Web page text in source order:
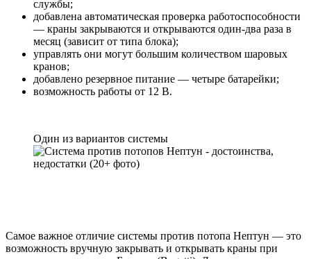
службы;
добавлена автоматическая проверка работоспособности
— краны закрываются и открываются один-два раза в
месяц (зависит от типа блока);
управлять они могут большим количеством шаровых
кранов;
добавлено резервное питание — четыре батарейки;
возможность работы от 12 В.
Один из вариантов системы
Самое важное отличие системы против потопа Нептун — это
возможность вручную закрывать и открывать краны при